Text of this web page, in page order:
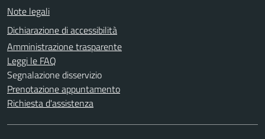
Note legali
Dichiarazione di accessibilità
Amministrazione trasparente
Leggi le FAQ
Segnalazione disservizio
Prenotazione appuntamento
Richiesta d'assistenza